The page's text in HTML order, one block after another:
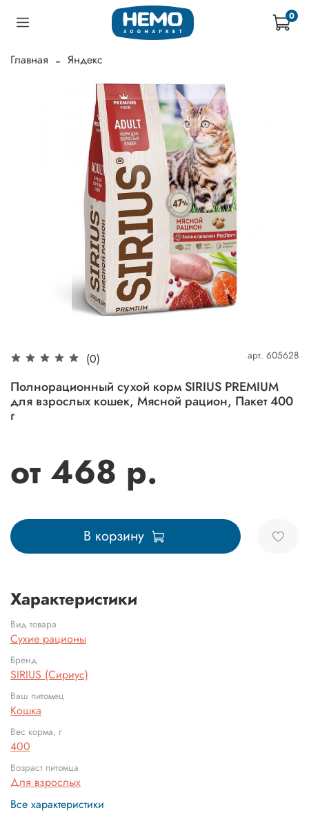
0
Главная Яндекс
(0) арт. 605628
Полнорационный сухой корм SIRIUS PREMIUM
для взрослых кошек, Мясной рацион, Пакет 400
г
от 468 р.
В корзину
Характеристики
Вид товара
Сухие рационы
Бренд
SIRIUS (Сириус)
Ваш питомец
Кошка
Вес корма, г
400
Возраст питомца
Для взрослых
Все характеристики